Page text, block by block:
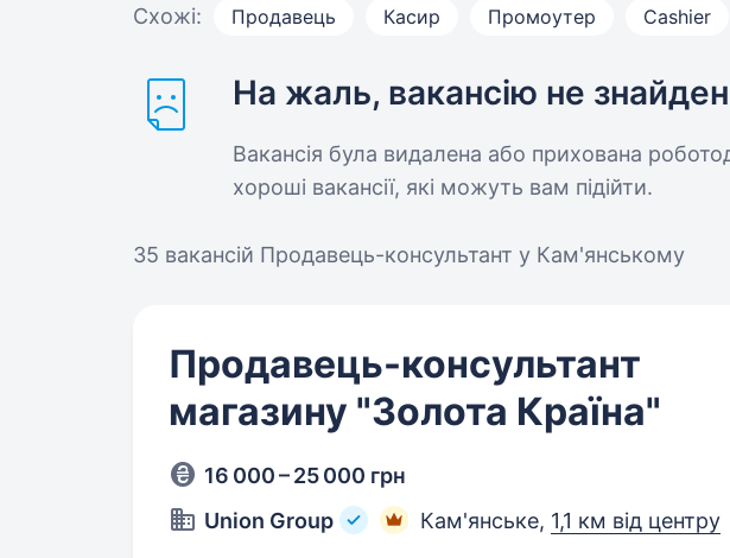
Схожі: Продавець Касир Промоутер Cashier
На жаль, вакансію не
Вакансія була видалена або прихована
хороші вакансії, які можуть вам підійти.
35 вакансій Продавець-консультант у Кам'янському
Продавець-консультант
магазину "Золота Країна"
16 000 – 25 000 грн
Union Group
Кам'янське, 1,1 км від центру